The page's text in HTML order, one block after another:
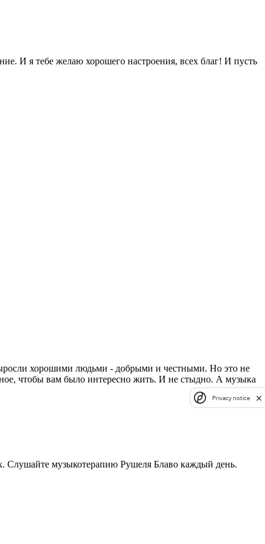
И я тебе желаю хорошего настроения, всех благ! И пусть
хорошими людьми - добрыми и честными. Но это не
чтобы вам было интересно жить. И не стыдно. А музыка
Слушайте музыкотерапию Рушеля Блаво каждый день.
Privacy notice